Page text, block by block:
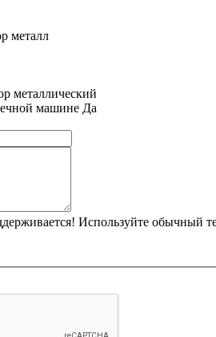
металл
металлический
машине Да
Используйте обычный